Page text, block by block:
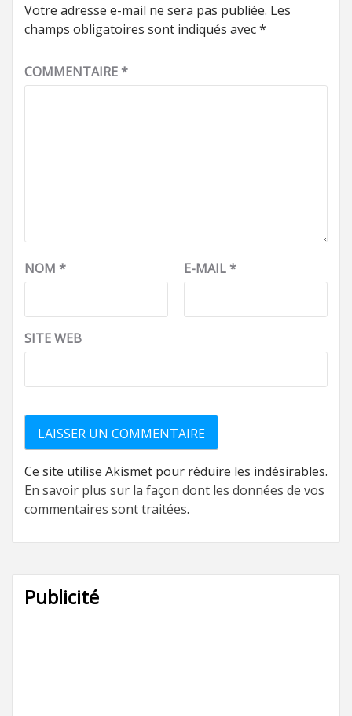
Votre adresse e-mail ne sera pas publiée. Les
champs obligatoires sont indiqués avec*
COMMENTAIRE*
NOM * E-MAIL*
SITE WEB
Ce site utilise Akismet pour réduire les indésirables.
En savoir plus sur la façon dont les données de vos
commentaires sont traitées.
Publicité